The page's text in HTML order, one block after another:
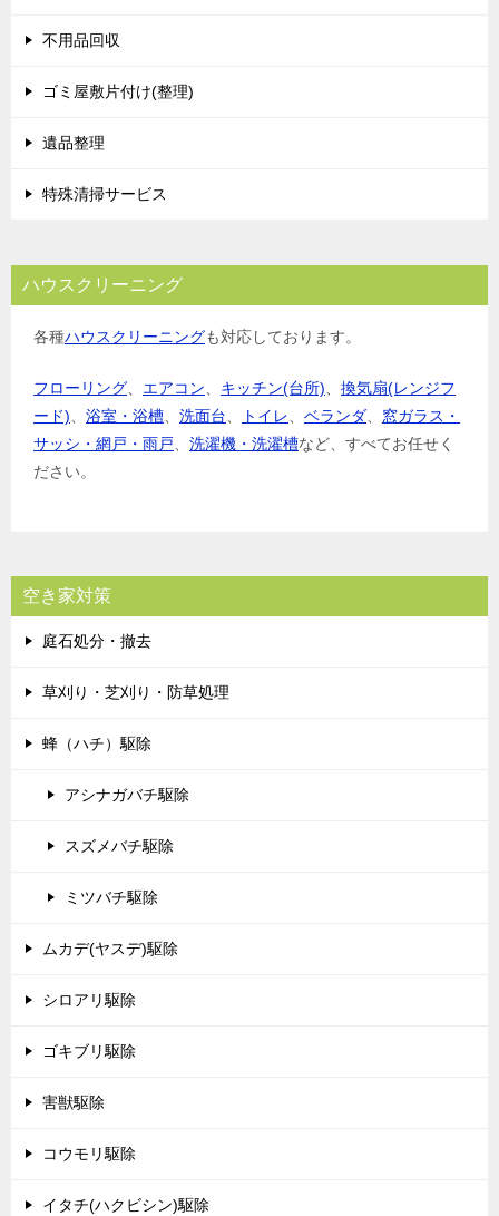
不用品回収
ゴミ屋敷片付け(整理)
遺品整理
特殊清掃サービス
ハウスクリーニング
各種ハウスクリーニングも対応しております。
フローリング エアコン キッチン(台所)
換気扇(レンジフ
ード)
浴室・浴槽 洗面台 トイレ ベランダ
窓ガラス・
サッシ・網戸・雨戸
洗濯機・洗濯槽など、すべてお任せく
ださい。
空き家対策
庭石処分・撤去
草刈り・芝刈り・防草処理
蜂（ハチ）駆除
アシナガバチ駆除
スズメバチ駆除
ミツバチ駆除
ムカデ(ヤスデ)駆除
シロアリ駆除
ゴキブリ駆除
害獣駆除
コウモリ駆除
イタチ(ハクビシン)駆除